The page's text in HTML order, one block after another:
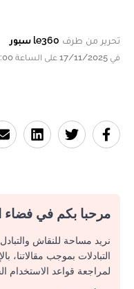
تحرير من طرف le360 سبور
في 17/11/2025 على الساعة 13:00
مرحبا بكم في فضاء
نريد مساحة للنقاش
التبادلات بموجب
لمراجعة قواعد الاستخدام